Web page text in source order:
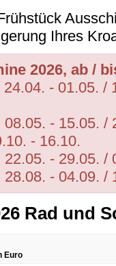
Ihres
2026, ab /
24.04. - 01.05. /
08.05. - 15.05. /
- 16.10.
22.05. - 29.05. /
28.08. - 04.09. /
Rad und
Euro